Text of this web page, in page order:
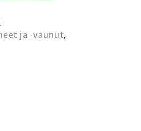
ja -vaunut,